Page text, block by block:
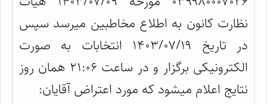
نظارت کانون به اطلاع مخاطبین میرسد سپس
در تاریخ ۱۴۰۳/۰۷/۱۹ انتخابات به صورت
الکترونیکی برگزار و در ساعت ۲۱:۰۶ همان روز
نتایج اعلام میشود که مورد اعتراض آقایان: